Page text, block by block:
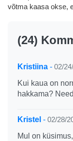
võtma kaasa okse,
(24)
Kristiina - 02/
Kui kaua on
hakkama?
Kristel - 02/28/
Mul on